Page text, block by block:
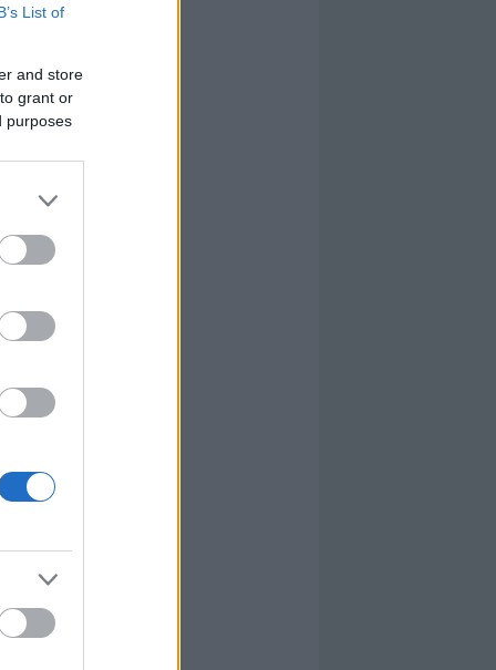
List of
and store
grant or
purposes